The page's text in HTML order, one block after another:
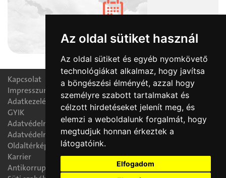
Az oldal sütiket használ
Az oldal sütiket és egyéb nyomkövető
technológiákat alkalmaz, hogy javítsa
a böngészési élményét, azzal hogy
személyre szabott tartalmakat és
célzott hirdetéseket jelenít meg, és
elemzi a weboldalunk forgalmát, hogy
megtudjuk honnan érkeztek a
látogatóink.
Elfogadom
Ibolya napja
Kapcsolat
Impresszum
Adatkezelési nyilatkozat
GYIK
Adatvédelmi tájékoztató
Adatvédelmi tisztségviselő
Oldaltérkép
Karrier
Antikorrupciós politika